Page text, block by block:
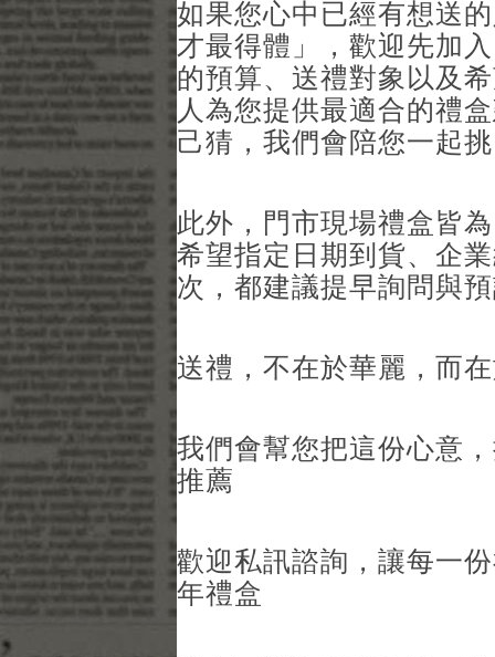
如果您心中已經有想送
才最得體」，歡迎先加
的預算、送禮對象以及
人為您提供最適合的禮
己猜，我們會陪您一起
此外，門市現場禮盒皆
希望指定日期到貨、企
次，都建議提早詢問與
送禮，不在於華麗，而
我們會幫您把這份心意
推薦
歡迎私訊諮詢，讓每一
年禮盒